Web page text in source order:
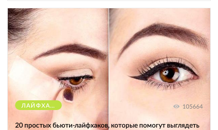
ЛАЙФХАКИ 105664
20 простых бьюти-лайфхаков, которые помогут выглядеть